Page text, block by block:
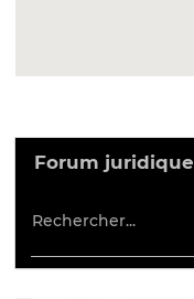
Forum juridique